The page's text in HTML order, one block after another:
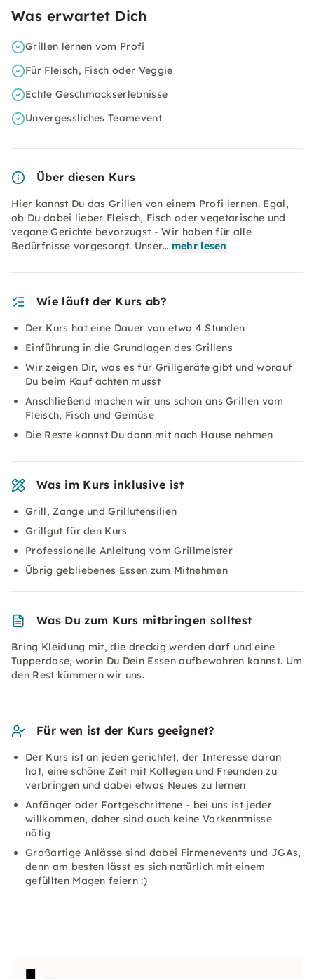
Was erwartet Dich
Grillen lernen vom Profi
Für Fleisch, Fisch oder Veggie
Echte Geschmackserlebnisse
Unvergessliches Teamevent
Über diesen Kurs
Hier kannst Du das Grillen von einem Profi lernen. Egal,
ob Du dabei lieber Fleisch, Fisch oder vegetarische und
vegane Gerichte bevorzugst - Wir haben für alle
Bedürfnisse vorgesorgt. Unser… mehr lesen
Wie läuft der Kurs ab?
Der Kurs hat eine Dauer von etwa 4 Stunden
Einführung in die Grundlagen des Grillens
Wir zeigen Dir, was es für Grillgeräte gibt und worauf
Du beim Kauf achten musst
Anschließend machen wir uns schon ans Grillen vom
Fleisch, Fisch und Gemüse
Die Reste kannst Du dann mit nach Hause nehmen
Was im Kurs inklusive ist
Grill, Zange und Grillutensilien
Grillgut für den Kurs
Professionelle Anleitung vom Grillmeister
Übrig gebliebenes Essen zum Mitnehmen
Was Du zum Kurs mitbringen solltest
Bring Kleidung mit, die dreckig werden darf und eine
Tupperdose, worin Du Dein Essen aufbewahren kannst. Um
den Rest kümmern wir uns.
Für wen ist der Kurs geeignet?
Der Kurs ist an jeden gerichtet, der Interesse daran
hat, eine schöne Zeit mit Kollegen und Freunden zu
verbringen und dabei etwas Neues zu lernen
Anfänger oder Fortgeschrittene - bei uns ist jeder
willkommen, daher sind auch keine Vorkenntnisse
nötig
Großartige Anlässe sind dabei Firmenevents und JGAs,
denn am besten lässt es sich natürlich mit einem
gefüllten Magen feiern :)